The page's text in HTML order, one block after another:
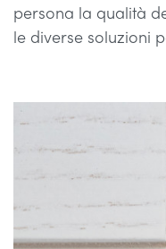
persona la qualità
le diverse soluzioni